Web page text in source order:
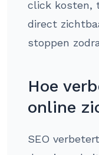
click kosten,
direct
stoppen
Hoe
online
SEO